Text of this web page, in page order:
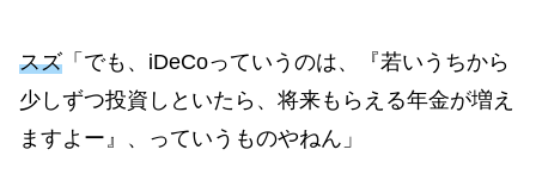
スズ 「でも、iDeCoっていうのは、『若いうちから
少しずつ投資しといたら、将来もらえる年金が増え
ますよー』、っていうものやねん」